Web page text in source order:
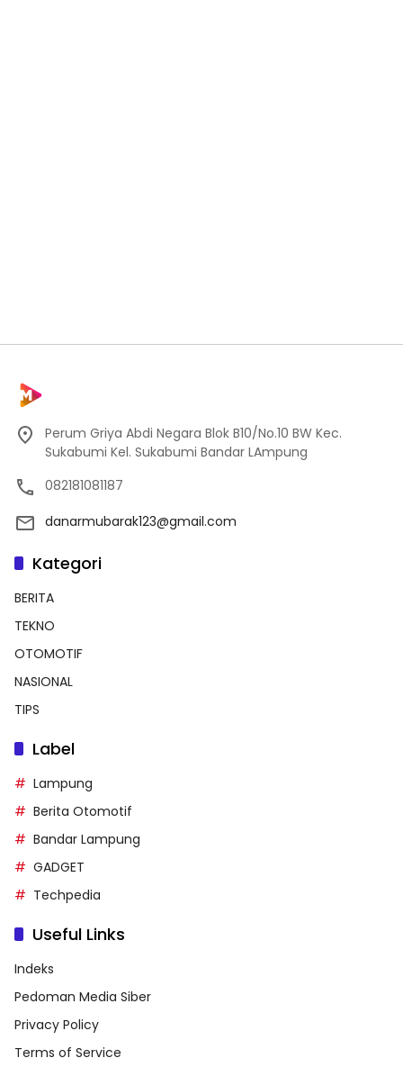
Perum Griya Abdi Negara Blok B10/No.10 BW Kec.
Sukabumi Kel. Sukabumi Bandar LAmpung
082181081187
danarmubarak123@gmail.com
Kategori
BERITA
TEKNO
OTOMOTIF
NASIONAL
TIPS
Label
Lampung
Berita Otomotif
Bandar Lampung
GADGET
Techpedia
Useful Links
Indeks
Pedoman Media Siber
Privacy Policy
Terms of Service